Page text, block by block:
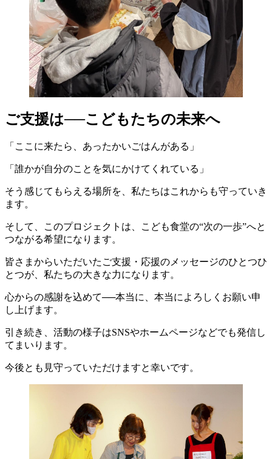
ご支援は──こどもたちの未来へ
「ここに来たら、あったかいごはんがある」
「誰かが自分のことを気にかけてくれている」
そう感じてもらえる場所を、私たちはこれからも守っていき
ます。
そして、このプロジェクトは、こども食堂の“次の一歩”へと
つながる希望になります。
皆さまからいただいたご支援・応援のメッセージのひとつひ
とつが、私たちの大きな力になります。
心からの感謝を込めて──本当に、本当によろしくお願い申
し上げます。
引き続き、活動の様子はSNSやホームページなどでも発信し
てまいります。
今後とも見守っていただけますと幸いです。